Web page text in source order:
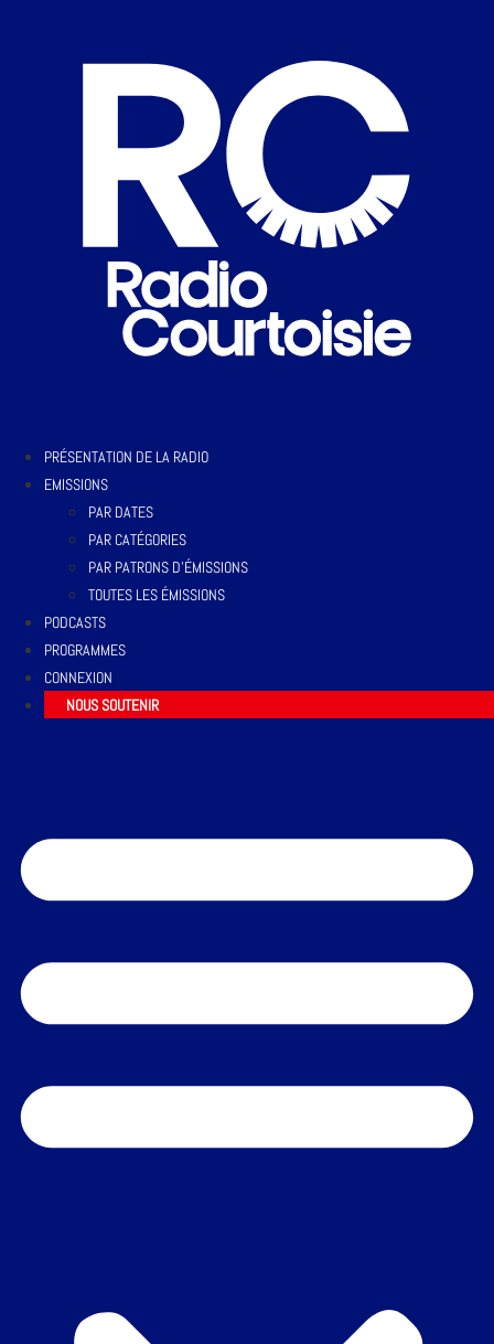
PRÉSENTATION DE LA RADIO
EMISSIONS
PAR DATES
PAR CATÉGORIES
PAR PATRONS D’ÉMISSIONS
TOUTES LES ÉMISSIONS
PODCASTS
PROGRAMMES
CONNEXION
NOUS SOUTENIR